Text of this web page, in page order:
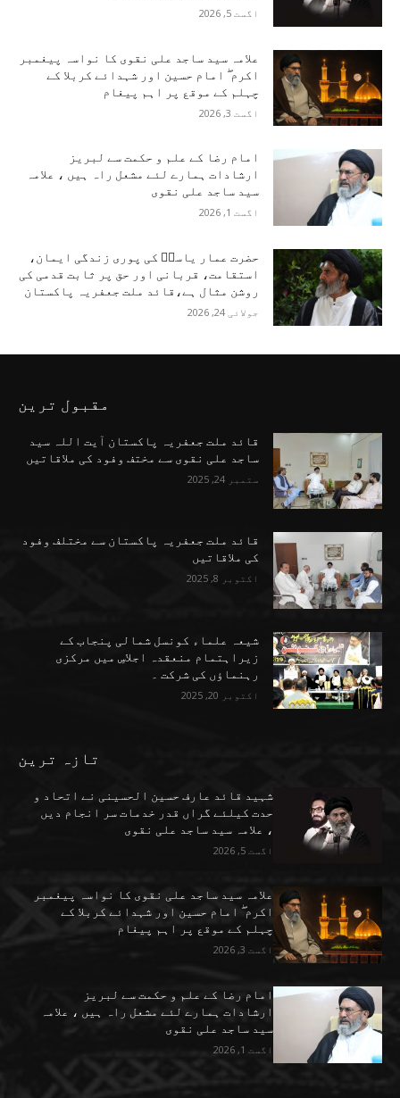
اگست 5, 2026
علامہ سید ساجد علی نقوی کا نواسہ پیغمبر
اکرم ۖ امام حسین اور شہدائے کربلا کے
چہلم کے موقع پر اہم پیغام
اگست 3, 2026
امام رضا کے علم و حکمت سے لبریز
ارشادات ہمارے لئے مشعل راہ ہیں ، علامہ
سید ساجد علی نقوی
اگست 1, 2026
حضرت عمار یاسرؑ کی پوری زندگی ایمان،
استقامت، قربانی اور حق پر ثابت قدمی کی
روشن مثال ہے،قائد ملت جعفریہ پاکستان
جولائی 24, 2026
مقبول ترین
قائد ملت جعفریہ پاکستان آیت اللہ سید
ساجد علی نقوی سے مختف وفود کی ملاقاتیں
ستمبر 24, 2025
قائد ملت جعفریہ پاکستان سے مختلف وفود
کی ملاقاتیں
اکتوبر 8, 2025
شیعہ علماء کونسل شمالی پنجاب کے
زیراہتمام منعقدہ اجلاسِ میں مرکزی
رہنماؤں کی شرکت ۔
اکتوبر 20, 2025
تازہ ترین
شہید قائد عارف حسین الحسینی نے اتحاد و
حدت کیلئے گراں قدر خدمات سر انجام دیں
، علامہ سید ساجد علی نقوی
اگست 5, 2026
علامہ سید ساجد علی نقوی کا نواسہ پیغمبر
اکرم ۖ امام حسین اور شہدائے کربلا کے
چہلم کے موقع پر اہم پیغام
اگست 3, 2026
امام رضا کے علم و حکمت سے لبریز
ارشادات ہمارے لئے مشعل راہ ہیں ، علامہ
سید ساجد علی نقوی
اگست 1, 2026